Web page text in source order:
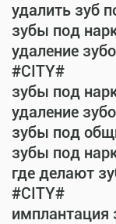
удалить зуб
зубы под
удаление
#CITY#
зубы под
удаление
зубы под
зубы под
где делают
#CITY#
имплантация